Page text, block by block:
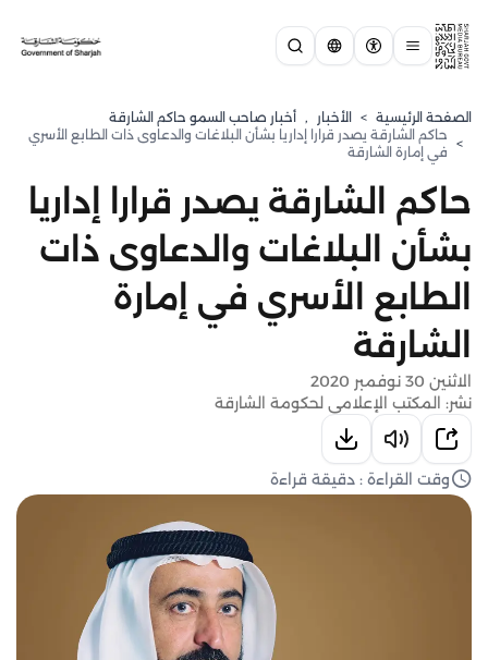
الصفحة الرئيسية > الأخبار , أخبار صاحب السمو حاكم الشارقة
>
حاكم الشارقة يصدر قرارا إداريا بشأن البلاغات والدعاوى ذات الطابع الأسري
في إمارة الشارقة
حاكم الشارقة يصدر قرارا إداريا
بشأن البلاغات والدعاوى ذات
الطابع الأسري في إمارة
الشارقة
الاثنين 30 نوفمبر 2020
نشر: المكتب الإعلامي لحكومة الشارقة
وقت القراءة : دقيقة قراءة